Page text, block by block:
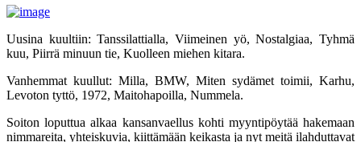
Uusina kuultiin: Tanssilattialla, Viimeinen yö, Nostalgiaa, Tyhmä
kuu, Piirrä minuun tie, Kuolleen miehen kitara.
Vanhemmat kuullut: Milla, BMW, Miten sydämet toimii, Karhu,
Levoton tyttö, 1972, Maitohapoilla, Nummela.
Soiton loputtua alkaa kansanvaellus kohti myyntipöytää hakemaan
nimmareita, yhteiskuvia, kiittämään keikasta ja nyt meitä ilahduttavat